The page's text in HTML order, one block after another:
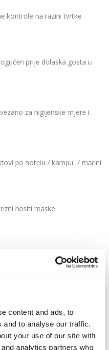
content and ads, to
and to analyse our traffic.
your use of our site with
analytics partners who
kontrole na razini tvrtke
prije dolaska gosta u
za higijenske mjere i
po hotelu / kampu / marini
nositi maske
mjere
(safety kit) na upit